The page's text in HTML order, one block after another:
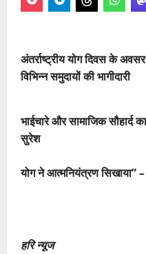
अंतर्राष्ट्रीय योग दिवस के अवसर
विभिन्न समुदायों की भागीदारी
भाईचारे और सामाजिक सौहार्द
सुरेश
योग ने आत्मनियंत्रण सिखाया”
हरि न्यूज